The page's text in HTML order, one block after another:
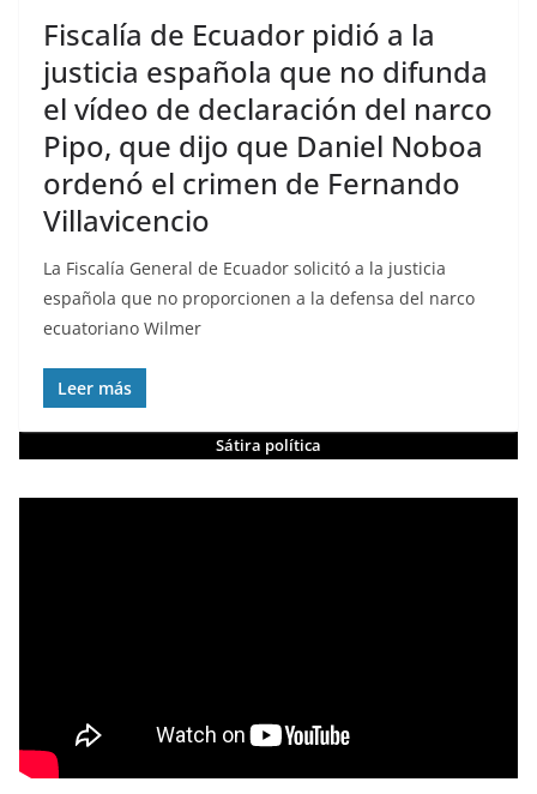
Fiscalía de Ecuador pidió a la
justicia española que no difunda
el vídeo de declaración del narco
Pipo, que dijo que Daniel Noboa
ordenó el crimen de Fernando
Villavicencio
La Fiscalía General de Ecuador solicitó a la justicia
española que no proporcionen a la defensa del narco
ecuatoriano Wilmer
Leer más
Sátira política